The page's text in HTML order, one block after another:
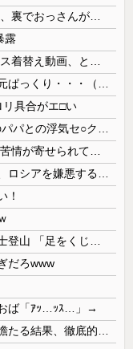
露
具合がエ□い
！
だろwww
おば「ｱｯ…ｯｽ…」→